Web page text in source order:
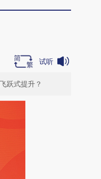
试听
跃式提升？